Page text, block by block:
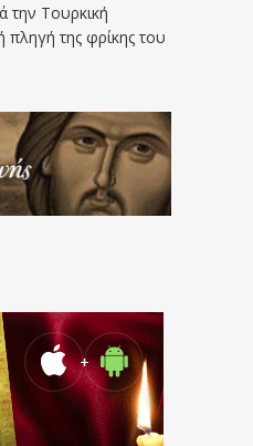
την Τουρκική
πληγή της φρίκης του